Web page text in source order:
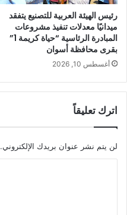
رئيس الهيئة العربية للتصنيع يتفقد
ميدانيًا معدلات تنفيذ مشروعات
المبادرة الرئاسية “حياة كريمة 1”
بقرى محافظة أسوان
أغسطس 10, 2026
اترك تعليقاً
لن يتم نشر عنوان بريدك الإلكتروني.